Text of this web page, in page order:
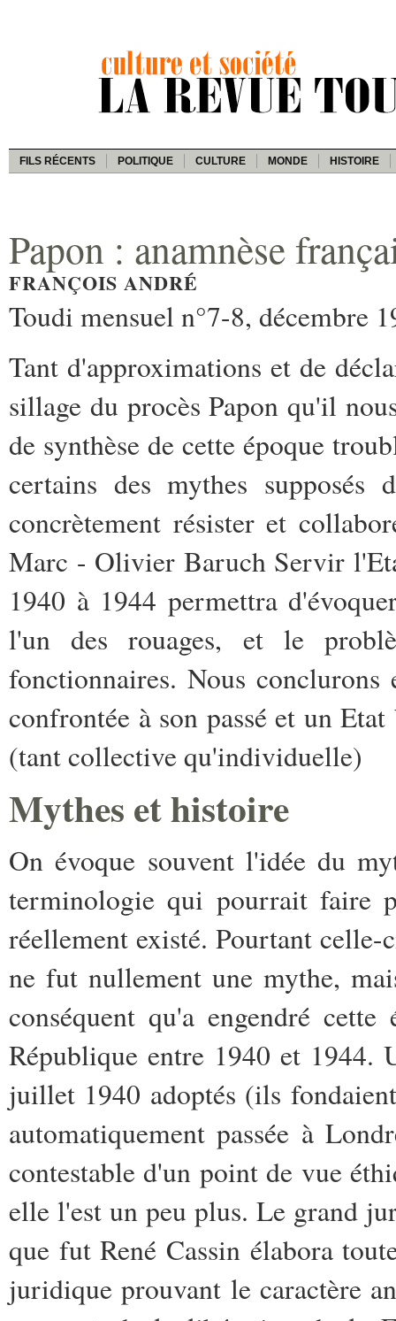
FILS RÉCENTS POLITIQUE CULTURE MONDE HISTOIRE
Papon : anamnèse
FRANÇOIS ANDRÉ
Toudi mensuel n°7-8, décembre
Tant d'approximations et de
sillage du procès Papon qu'il
de synthèse de cette époque
certains des mythes
concrètement résister et
Marc - Olivier Baruch Servir
1940 à 1944 permettra
l'un des rouages, et le
fonctionnaires. Nous
confrontée à son passé et un
(tant collective qu'individuelle)
Mythes et histoire
On évoque souvent l'idée du
terminologie qui pourrait faire
réellement existé. Pourtant
ne fut nullement une mythe,
conséquent qu'a engendré
République entre 1940 et 1944.
juillet 1940 adoptés (ils
automatiquement passée à
contestable d'un point de vue
elle l'est un peu plus. Le grand
que fut René Cassin élabora
juridique prouvant le caractère